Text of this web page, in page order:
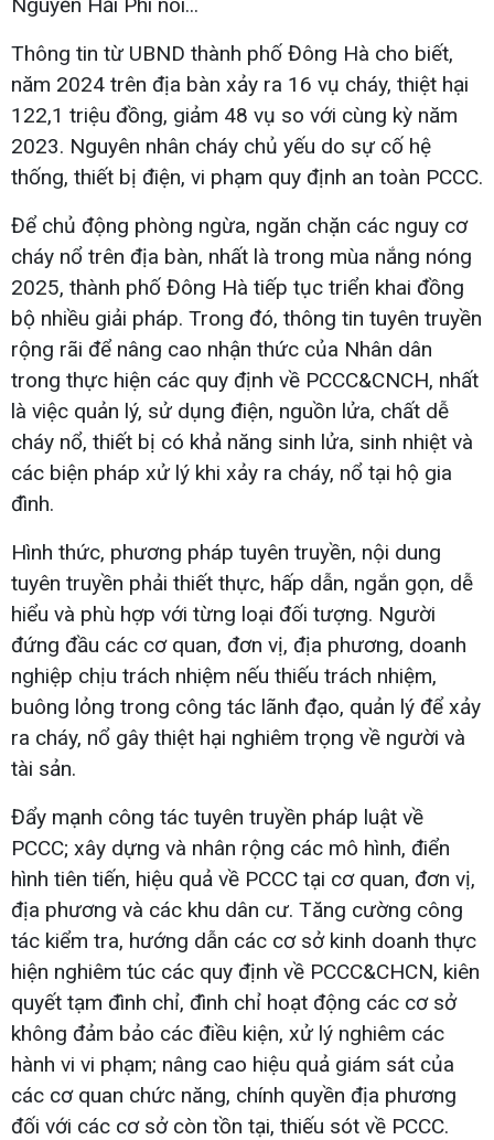
Thông tin từ UBND thành phố Đông Hà cho biết,
năm 2024 trên địa bàn xảy ra 16 vụ cháy, thiệt hại
122,1 triệu đồng, giảm 48 vụ so với cùng kỳ năm
2023. Nguyên nhân cháy chủ yếu do sự cố hệ
thống, thiết bị điện, vi phạm quy định an toàn PCCC.
Để chủ động phòng ngừa, ngăn chặn các nguy cơ
cháy nổ trên địa bàn, nhất là trong mùa nắng nóng
2025, thành phố Đông Hà tiếp tục triển khai đồng
bộ nhiều giải pháp. Trong đó, thông tin tuyên truyền
rộng rãi để nâng cao nhận thức của Nhân dân
trong thực hiện các quy định về PCCC&CNCH, nhất
là việc quản lý, sử dụng điện, nguồn lửa, chất dễ
cháy nổ, thiết bị có khả năng sinh lửa, sinh nhiệt và
các biện pháp xử lý khi xảy ra cháy, nổ tại hộ gia
đình.
Hình thức, phương pháp tuyên truyền, nội dung
tuyên truyền phải thiết thực, hấp dẫn, ngắn gọn, dễ
hiểu và phù hợp với từng loại đối tượng. Người
đứng đầu các cơ quan, đơn vị, địa phương, doanh
nghiệp chịu trách nhiệm nếu thiếu trách nhiệm,
buông lỏng trong công tác lãnh đạo, quản lý để xảy
ra cháy, nổ gây thiệt hại nghiêm trọng về người và
tài sản.
Đẩy mạnh công tác tuyên truyền pháp luật về
PCCC; xây dựng và nhân rộng các mô hình, điển
hình tiên tiến, hiệu quả về PCCC tại cơ quan, đơn vị,
địa phương và các khu dân cư. Tăng cường công
tác kiểm tra, hướng dẫn các cơ sở kinh doanh thực
hiện nghiêm túc các quy định về PCCC&CHCN, kiên
quyết tạm đình chỉ, đình chỉ hoạt động các cơ sở
không đảm bảo các điều kiện, xử lý nghiêm các
hành vi vi phạm; nâng cao hiệu quả giám sát của
các cơ quan chức năng, chính quyền địa phương
đối với các cơ sở còn tồn tại, thiếu sót về PCCC.